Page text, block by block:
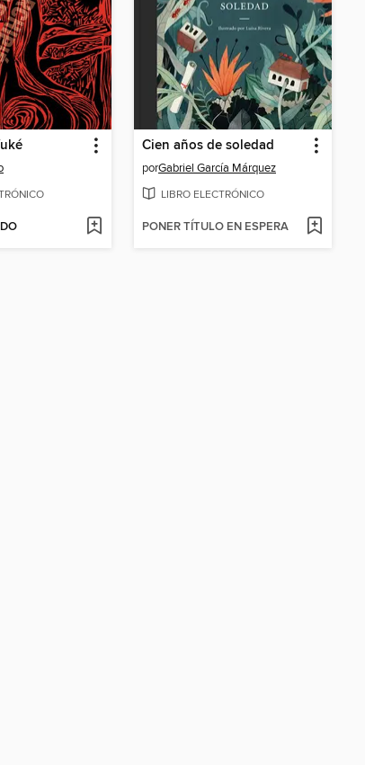
Cien años de soledad
porGabriel García Márquez
LIBRO ELECTRÓNICO
PONER TÍTULO EN ESPERA